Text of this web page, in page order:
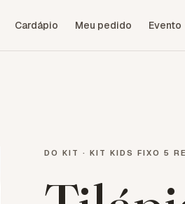
Cardápio Meu pedido Evento
DO KIT ·KIT KIDS FIXO 5